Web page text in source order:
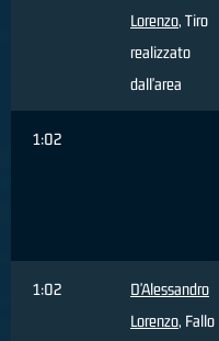
Lorenzo, Tiro
realizzato
dall'area
1:02
1:02
D'Alessandro
Lorenzo, Fallo